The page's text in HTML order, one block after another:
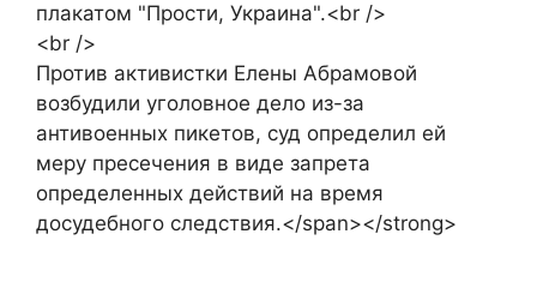
плакатом "Прости, Украина".<br />
<br />
Против активистки Елены Абрамовой
возбудили уголовное дело из-за
антивоенных пикетов, суд определил ей
меру пресечения в виде запрета
определенных действий на время
досудебного следствия.</span></strong>